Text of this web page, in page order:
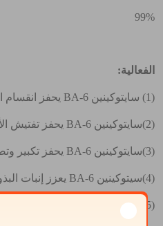
99%
الفعالية:
(1) سايتوكينين 6-BA يحفز انقسام الخلايا؛
(2) سايتوكينين 6-BA يحفز تفتيش الأنسجة غير المتمايزة؛
(3) سايتوكينين 6-BA يحفز تكبير وتضخم الخلايا؛
(4) سيتوكينين 6-BA يعزز إنبات البذور؛
(5) سيتوكينين 6-BA يحفز نمو البراعم النائمة؛